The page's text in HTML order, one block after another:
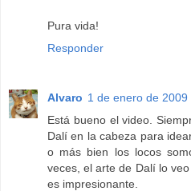
Pura vida!
Responder
Alvaro 1 de enero de 2009
Está bueno el video.
Dalí en la cabeza para
o más bien los locos
veces, el arte de Dalí lo
es impresionante.